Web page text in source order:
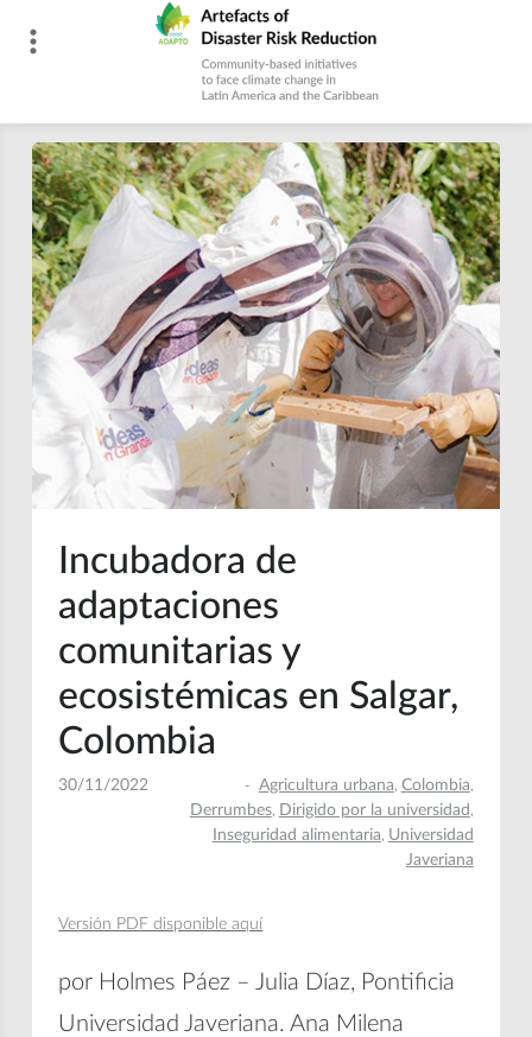
Artefacts of Disaster Risk Reduction
Incubadora de
adaptaciones
comunitarias y
ecosistémicas en Salgar,
Colombia
30/11/2022 Agricultura urbana, Colombia,
Derrumbes, Dirigido por la universidad ,
Inseguridad alimentaria, Universidad
Javeriana
Versión PDF disponible aquí
por Holmes Páez – Julia Díaz, Pontificia
Universidad Javeriana. Ana Milena